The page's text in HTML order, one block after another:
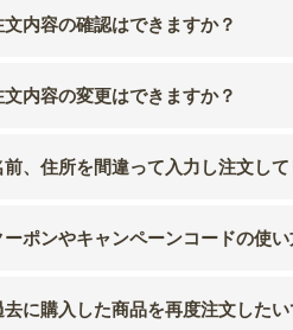
文内容の確認はできますか？
文内容の変更はできますか？
前、住所を間違って入力し注文し
ーポンやキャンペーンコードの使
去に購入した商品を再度注文した